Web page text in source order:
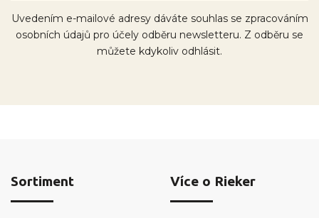
Uvedením e-mailové adresy dáváte souhlas se zpracováním
osobních údajů pro účely odběru newsletteru. Z odběru se
můžete kdykoliv odhlásit.
Sortiment Více o Rieker